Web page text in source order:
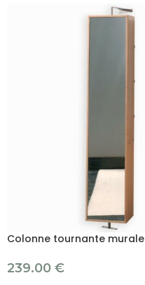
Colonne tournante murale
239.00 €